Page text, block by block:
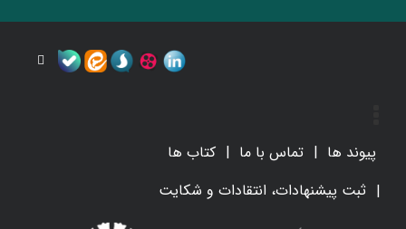
پیوند ها تماس با ما
کتاب ها
ثبت پیشنهادات، انتقادات و شکایت